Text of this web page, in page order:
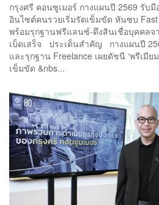
2569
กรุงศรี คอนซูเมอร์ กางแผนปี 2569 รับมือ
อินไซต์คนรวยเริ่มรัดเข็มขัด หันซบ
พร้อมรุกฐานฟรีแลนซ์-ดึงสินเชื่อบุคคล
เบ็ดเสร็จ ประเด็นสำคัญ กางแผนปี
และรุกฐาน Freelance เผยดัชนี ‘พรีเมีย
เข็มขัด &nbs...